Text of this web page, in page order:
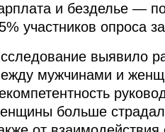
и безделье —
участников опроса
выявило
мужчинами и
больше